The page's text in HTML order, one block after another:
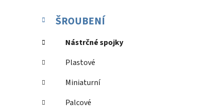
lPřeskočit
kategorie
K
a
t
e
g
o
r
e
ŠROUBENÍ
Nástrčné spojky
Plastové
Miniaturní
Palcové